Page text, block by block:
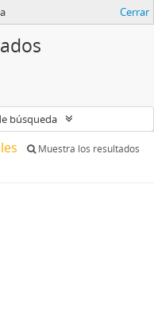
Cerrar
búsqueda
Muestra los resultados